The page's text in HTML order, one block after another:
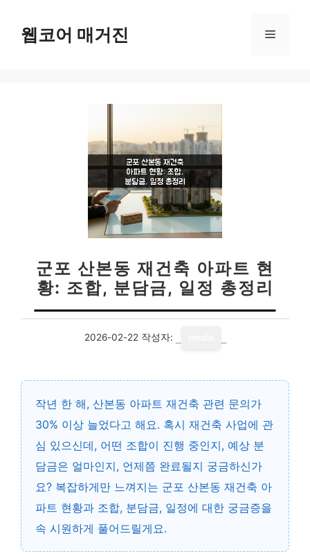
웹코어 매거진 메
군포 산본동 재건축 아파트 현
황: 조합, 분담금, 일정 총정리
2026-02-22 작성자:
작년 한 해, 산본동 아파트 재건축 관련 문의가
30% 이상 늘었다고 해요. 혹시 재건축 사업에 관
심 있으신데, 어떤 조합이 진행 중인지, 예상 분
담금은 얼마인지, 언제쯤 완료될지 궁금하신가
요? 복잡하게만 느껴지는 군포 산본동 재건축 아
파트 현황과 조합, 분담금, 일정에 대한 궁금증을
속 시원하게 풀어드릴게요.